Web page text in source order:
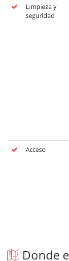
Limpieza y
seguridad
Acceso
Donde